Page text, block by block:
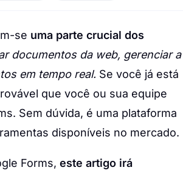
se uma parte crucial dos
documentos da web, gerenciar a
em tempo real. Se você já está
que você ou sua equipe
Sem dúvida, é uma plataforma
disponíveis no mercado.
Forms, este artigo irá